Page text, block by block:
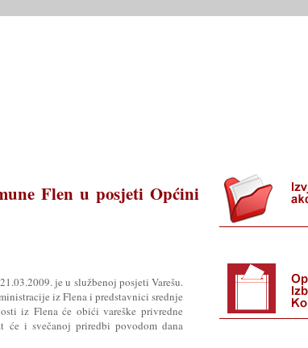
Flen u posjeti Općini
je u službenoj posjeti Varešu.
iz Flena i predstavnici srednje
iz Flena će obići vareške privredne
će i svečanoj priredbi povodom dana